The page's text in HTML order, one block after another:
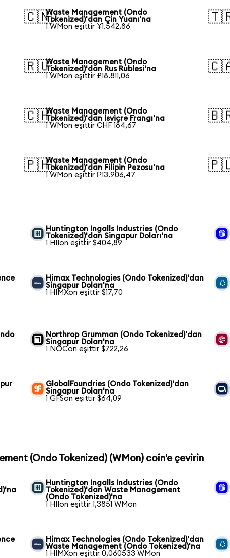
🇨🇳Waste Management (Ondo
Tokenized)'dan Çin Yuanı'na
1 WMon eşittir ¥1.542,86
🇷🇺Waste Management (Ondo
Tokenized)'dan Rus Rublesi'na
1 WMon eşittir ₽18.811,06
🇨🇭Waste Management (Ondo
Tokenized)'dan İsviçre Frangı'na
1 WMon eşittir CHF 184,67
🇵🇭Waste Management (Ondo
Tokenized)'dan Filipin Pezosu'na
1 WMon eşittir ₱13.906,47
Huntington Ingalls Industries (Ondo
Tokenized)'dan Singapur Doları'na
1 HIIon eşittir $404,89
Himax Technologies (Ondo Tokenized)'dan
Singapur Doları'na
1 HIMXon eşittir $17,70
Northrop Grumman (Ondo Tokenized)'dan
Singapur Doları'na
1 NOCon eşittir $722,26
GlobalFoundries (Ondo Tokenized)'dan
Singapur Doları'na
1 GFSon eşittir $64,09
(Ondo Tokenized) (WMon) coin'e çevirin
Huntington Ingalls Industries (Ondo
Tokenized)'dan Waste Management
(Ondo Tokenized)'na
1 HIIon eşittir 1,3851 WMon
Himax Technologies (Ondo Tokenized)'dan
Waste Management (Ondo Tokenized)'na
1 HIMXon eşittir 0,060533 WMon